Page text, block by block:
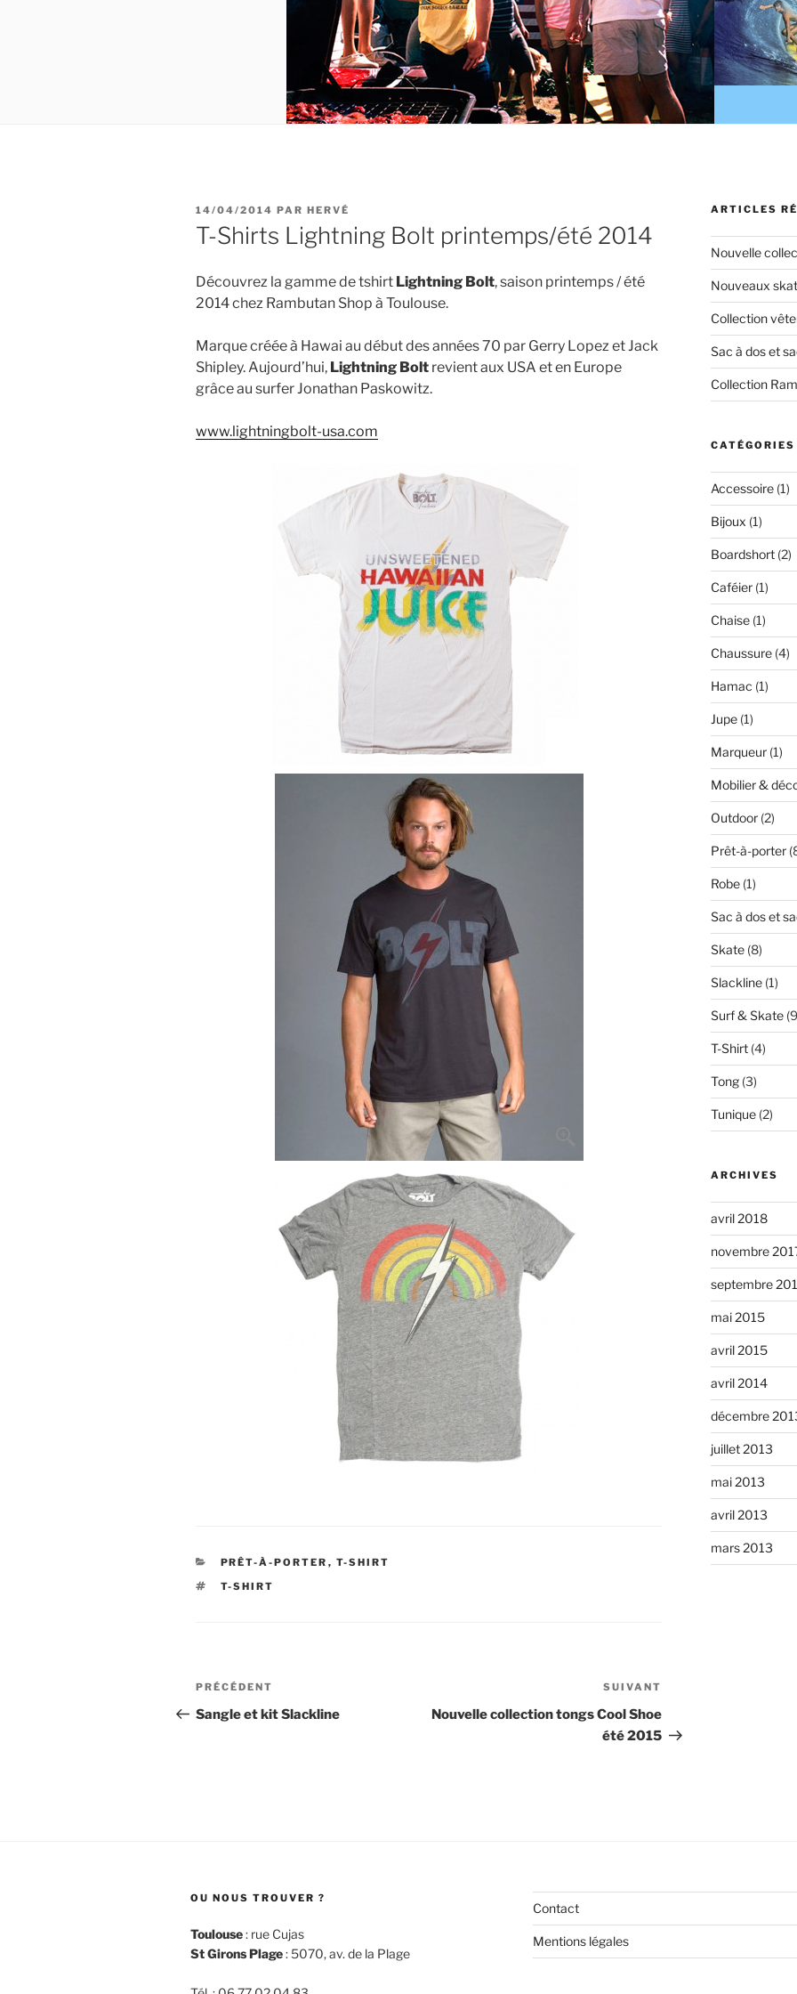
PUBLIÉ
LE
14/04/2014 PAR HERVÉ
T-Shirts Lightning Bolt printemps/été 2014
Découvrez la gamme de tshirt Lightning Bolt, saison printemps / été
2014 chez Rambutan Shop à Toulouse.
Marque créée à Hawai au début des années 70 par Gerry Lopez et Jack
Shipley. Aujourd’hui, Lightning Bolt revient aux USA et en Europe
grâce au surfer Jonathan Paskowitz.
www.lightningbolt-usa.com
CATÉGORIES
PRÊT-À-PORTER , T-SHIRT
ÉTIQUETTES
T-SHIRT
Navigation
de
Article
précédent
PRÉCÉDENT
Sangle et kit Slackline
suivant
SUIVANT
Nouvelle collection tongs Cool Shoe
été 2015
ARTICLES
Nouvelle
Nouveaux
Collection
Sac à dos et
Collection
CATÉGORIES
Accessoire(1)
Bijoux (1)
Boardshort(2)
Caféier(1)
Chaise(1)
Chaussure(4)
Hamac (1)
Jupe(1)
Marqueur(1)
Mobilier &
Outdoor(2)
Prêt-à-porter
Robe(1)
Sac à dos et
Skate(8)
Slackline(1)
Surf & Skate
T-Shirt(4)
Tong(3)
Tunique(2)
ARCHIVES
avril 2018
novembre
septembre
mai 2015
avril 2015
avril 2014
décembre
juillet 2013
mai 2013
avril 2013
mars 2013
OU NOUS TROUVER ?
Toulouse: rue Cujas
St Girons Plage: 5070, av. de la Plage
Contact
Mentions légales